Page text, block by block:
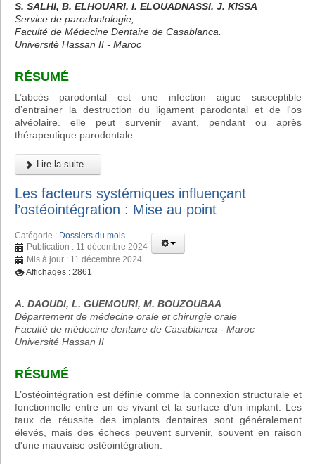
S. SALHI, B. ELHOUARI, I. ELOUADNASSI, J. KISSA
Service de parodontologie,
Faculté de Médecine Dentaire de Casablanca.
Université Hassan II - Maroc
RÉSUMÉ
L’abcès parodontal est une infection aigue susceptible
d’entrainer la destruction du ligament parodontal et de l'os
alvéolaire. elle peut survenir avant, pendant ou après
thérapeutique parodontale.
Lire la suite...
Les facteurs systémiques influençant
l’ostéointégration : Mise au point
Catégorie : Dossiers du mois
Publication : 11 décembre 2024
Mis à jour : 11 décembre 2024
Affichages : 2861
A. DAOUDI, L. GUEMOURI, M. BOUZOUBAA
Département de médecine orale et chirurgie orale
Faculté de médecine dentaire de Casablanca - Maroc
Université Hassan II
RÉSUMÉ
L’ostéointégration est définie comme la connexion structurale et
fonctionnelle entre un os vivant et la surface d’un implant. Les
taux de réussite des implants dentaires sont généralement
élevés, mais des échecs peuvent survenir, souvent en raison
d'une mauvaise ostéointégration.